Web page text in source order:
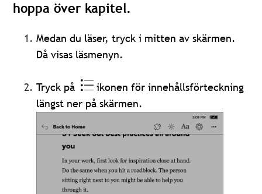
hoppa över kapitel.
Medan du läser, tryck i mitten av skärmen.
Då visas läsmenyn.
Tryck på
ikonen för innehållsförteckning
längst ner på skärmen.